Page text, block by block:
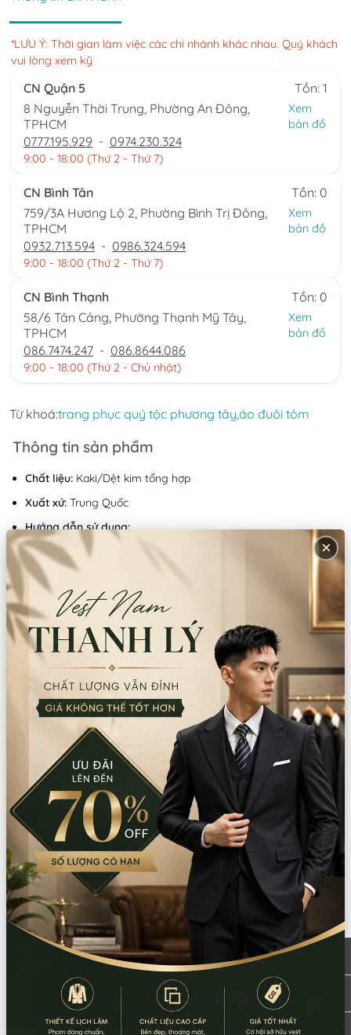
*LƯU Ý: Thời gian làm việc các chi nhánh khác nhau. Quý khách
vui lòng xem kỹ
CN Quận 5
Tồn: 1
8 Nguyễn Thời Trung, Phường An Đông,
TPHCM
Xem
bản đồ
0777.195.929 - 0974.230.324
9:00 - 18:00 (Thứ 2 - Thứ 7)
CN Bình Tân
Tồn: 0
759/3A Hương Lộ 2, Phường Bình Trị Đông,
TPHCM
Xem
bản đồ
0932.713.594 - 0986.324.594
9:00 - 18:00 (Thứ 2 - Thứ 7)
CN Bình Thạnh
Tồn: 0
58/6 Tân Cảng, Phường Thạnh Mỹ Tây,
TPHCM
Xem
bản đồ
086.7474.247 - 086.8644.086
9:00 - 18:00 (Thứ 2 - Chủ nhật)
Từ khoá:trang phục quý tộc phương tây,áo đuôi tôm
Thông tin sản phẩm
Chất liệu: Kaki/Dệt kim tổng hợp
Xuất xứ: Trung Quốc
Hướng dẫn sử dụng:
Giặt tay/giặt máy
Lưu ý:
Không dùng thuốc tẩy Không giặt bằng nước sôi
Mô tả sản phẩm
Sản phầm bao gồm : Áo khoác+ quần + gile
×